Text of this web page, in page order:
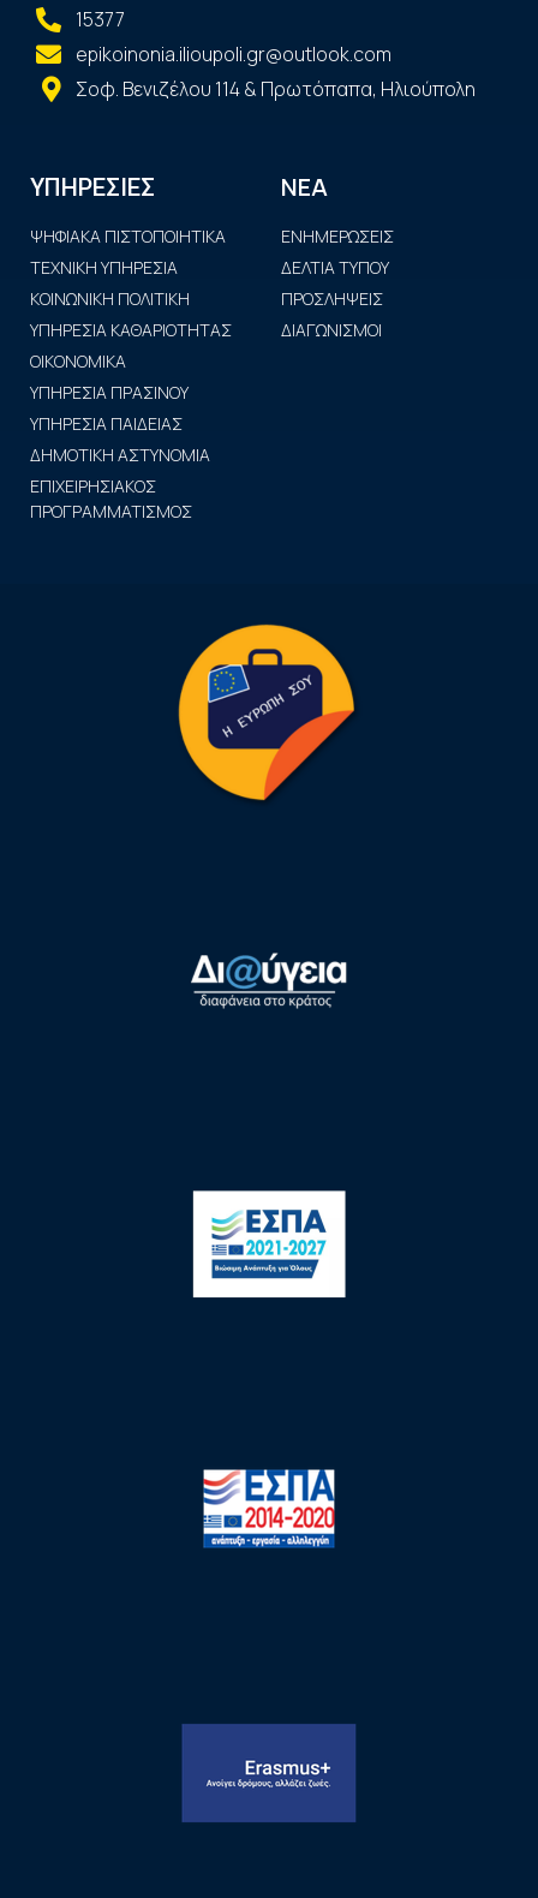
15377
epikoinonia.ilioupoli.gr@outlook.com
Σοφ. Βενιζέλου 114 & Πρωτόπαπα, Ηλιούπολη
ΥΠΗΡΕΣΙΕΣ
ΨΗΦΙΑΚΑ ΠΙΣΤΟΠΟΙΗΤΙΚΑ
ΤΕΧΝΙΚΗ ΥΠΗΡΕΣΙΑ
ΚΟΙΝΩΝΙΚΗ ΠΟΛΙΤΙΚΗ
ΥΠΗΡΕΣΙΑ ΚΑΘΑΡΙΟΤΗΤΑΣ
ΟΙΚΟΝΟΜΙΚΑ
ΥΠΗΡΕΣΙΑ ΠΡΑΣΙΝΟΥ
ΥΠΗΡΕΣΙΑ ΠΑΙΔΕΙΑΣ
ΔΗΜΟΤΙΚΗ ΑΣΤΥΝΟΜΙΑ
ΕΠΙΧΕΙΡΗΣΙΑΚΟΣ
ΠΡΟΓΡΑΜΜΑΤΙΣΜΟΣ
ΝΕΑ
ΕΝΗΜΕΡΩΣΕΙΣ
ΔΕΛΤΙΑ ΤΥΠΟΥ
ΠΡΟΣΛΗΨΕΙΣ
ΔΙΑΓΩΝΙΣΜΟΙ